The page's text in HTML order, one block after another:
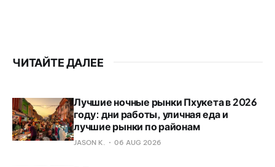
ЧИТАЙТЕ ДАЛЕЕ
Лучшие ночные рынки Пхукета в 2026
году: дни работы, уличная еда и
лучшие рынки по районам
JASON K. 06 AUG 2026